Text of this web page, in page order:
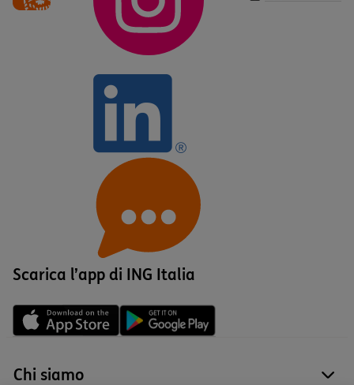
Scarica l’app di ING Italia
Chi siamo